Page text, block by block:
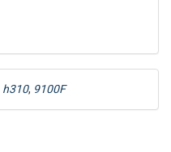
h310, 9100F